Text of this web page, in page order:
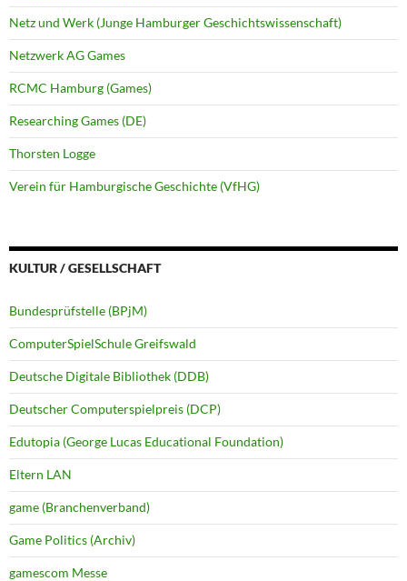
Netz und Werk (Junge Hamburger Geschichtswissenschaft)
Netzwerk AG Games
RCMC Hamburg (Games)
Researching Games (DE)
Thorsten Logge
Verein für Hamburgische Geschichte (VfHG)
KULTUR / GESELLSCHAFT
Bundesprüfstelle (BPjM)
ComputerSpielSchule Greifswald
Deutsche Digitale Bibliothek (DDB)
Deutscher Computerspielpreis (DCP)
Edutopia (George Lucas Educational Foundation)
Eltern LAN
game (Branchenverband)
Game Politics (Archiv)
gamescom Messe